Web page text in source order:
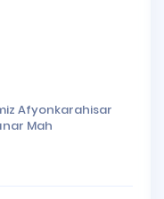
Afyonkarahisar
Mah